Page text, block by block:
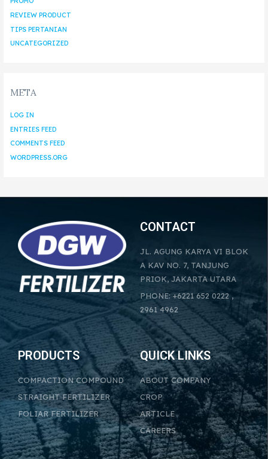
REVIEW PRODUCT
TIPS PERTANIAN
UNCATEGORIZED
META
LOG IN
ENTRIES FEED
COMMENTS FEED
WORDPRESS.ORG
CONTACT
JL. AGUNG KARYA VI BLOK
A KAV NO. 7, TANJUNG
PRIOK, JAKARTA UTARA
PHONE: +6221 652 0222 ,
2961 4962
PRODUCTS
COMPACTION COMPOUND
STRAIGHT FERTILIZER
FOLIAR FERTILIZER
QUICK LINKS
ABOUT COMPANY
CROP
ARTICLE
CAREERS